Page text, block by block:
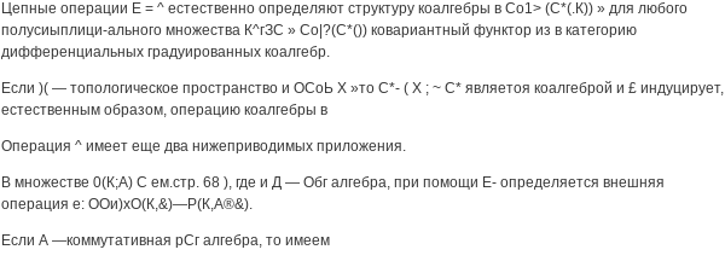
Цепные операции Е = ^ естественно определяют структуру коалгебры в Со1> (С*(.К)) » для любого
полусиыплици-ального множества К^гЗС » Со|?(С*()) ковариантный функтор из в категорию
дифференциальных градуированных коалгебр.
Если )( — топологическое пространство и ОСоЬ X »то С*- ( X ; ~ С* являетоя коалгеброй и £ индуцирует,
естественным образом, операцию коалгебры в
Операция ^ имеет еще два нижеприводимых приложения.
В множестве 0(К;А) С ем.стр. 68 ), где и Д — Обг алгебра, при помощи Е- определяется внешняя
операция е: ООи)хО(К,&)—Р(К,А®&).
Если А —коммутативная рСг алгебра, то имеем